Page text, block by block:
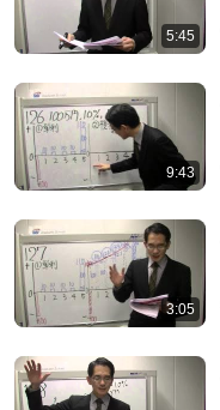
「不登校は制度が
工藤勇一の『子ども
5:45
9:43
3:05